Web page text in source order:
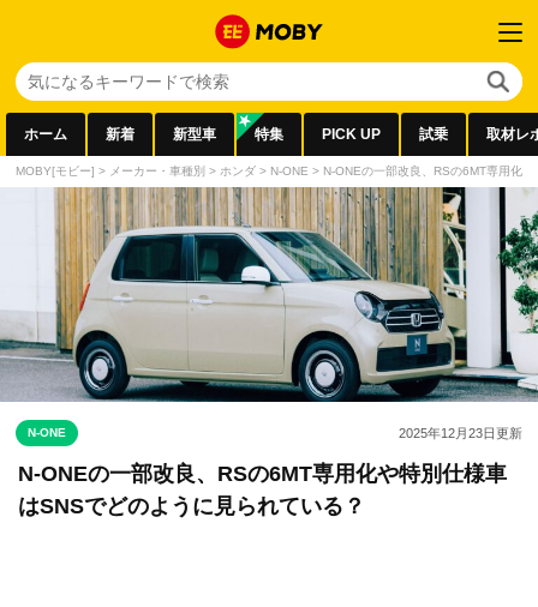
ホーム 新着 新型車 特集 PICK UP 試乗 取材レ
MOBY[モビー] > メーカー・車種別 > ホンダ > N-ONE > N-ONEの一部改良、RSの6MT専用化
N-ONE 2025年12月23日更新
N-ONEの一部改良、RSの6MT専用化や特別仕様車
はSNSでどのように見られている？